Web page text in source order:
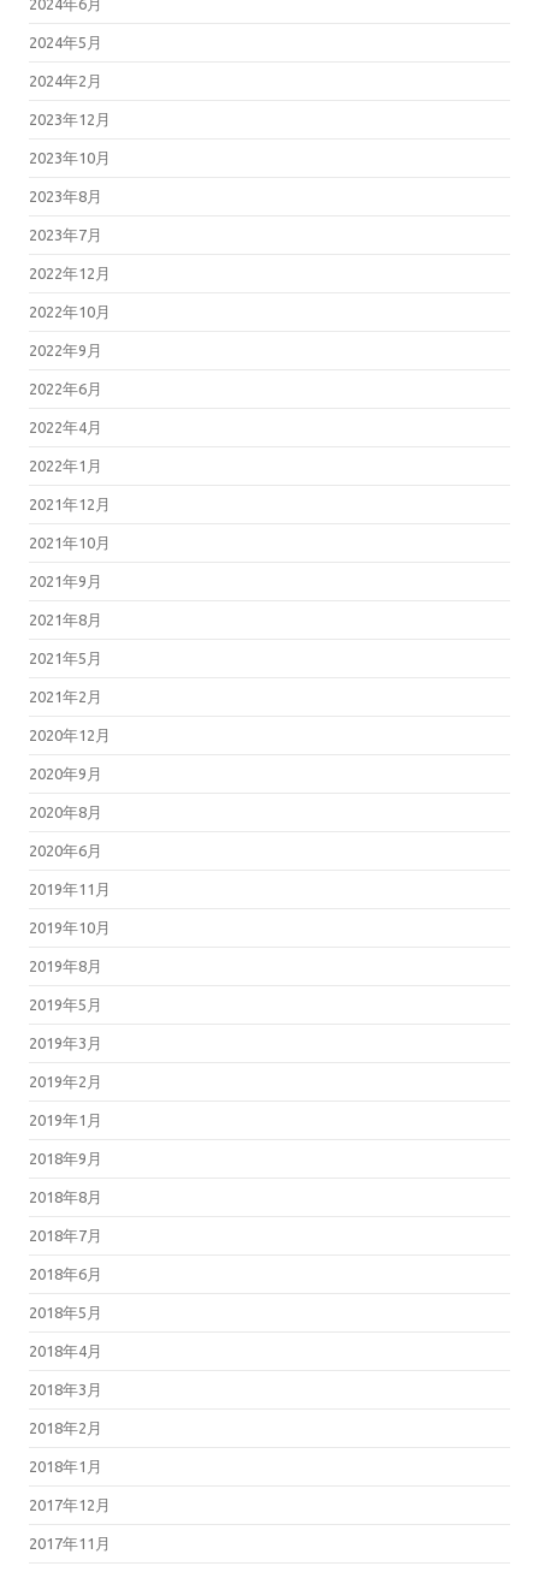
2024年6月
2024年5月
2024年2月
2023年12月
2023年10月
2023年8月
2023年7月
2022年12月
2022年10月
2022年9月
2022年6月
2022年4月
2022年1月
2021年12月
2021年10月
2021年9月
2021年8月
2021年5月
2021年2月
2020年12月
2020年9月
2020年8月
2020年6月
2019年11月
2019年10月
2019年8月
2019年5月
2019年3月
2019年2月
2019年1月
2018年9月
2018年8月
2018年7月
2018年6月
2018年5月
2018年4月
2018年3月
2018年2月
2018年1月
2017年12月
2017年11月